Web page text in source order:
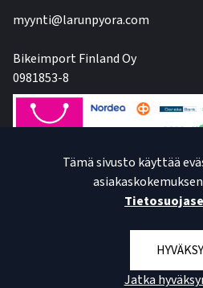
myynti@larunpyora.com
Bikeimport Finland Oy
0981853-8
Tämä sivusto käyttää
HYVÄKSY
Jatka